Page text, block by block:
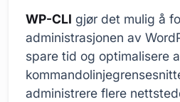
WP-CLI gjør det mulig å
administrasjonen av
spare tid og optimalisere
administrere flere